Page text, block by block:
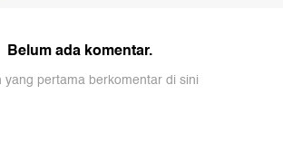
Belum ada komentar.
yang pertama berkomentar di sini